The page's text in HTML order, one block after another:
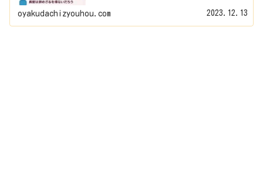
oyakudachizyouhou.com 2023.12.13